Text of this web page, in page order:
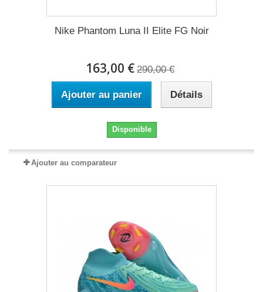
Nike Phantom Luna II Elite FG Noir
163,00 € 290,00 €
Ajouter au panier Détails
Disponible
Ajouter au comparateur